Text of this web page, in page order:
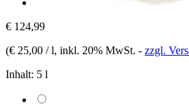
€ 124,99
(€ 25,00 / l, inkl. 20% MwSt. - zzgl.
Inhalt: 5 l